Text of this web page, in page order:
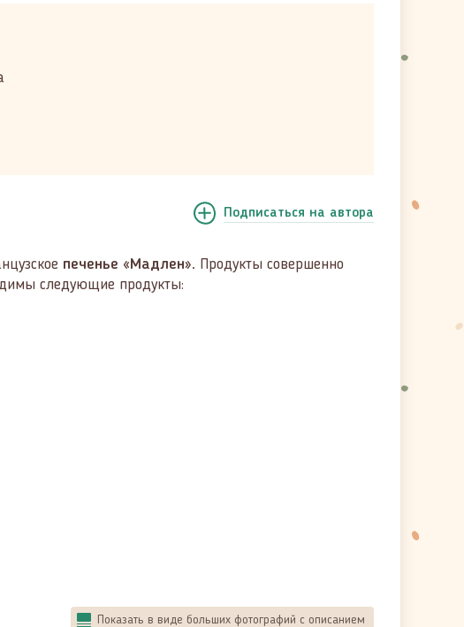
Подписаться на автора
печенье «Мадлен». Продукты совершенно
следующие продукты:
Показать в виде больших фотографий с описанием